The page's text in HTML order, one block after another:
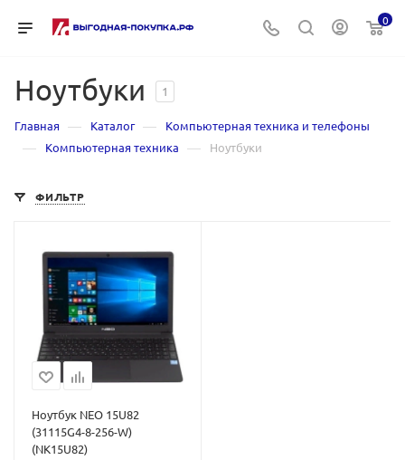
0
Ноутбуки 1
Главная — Каталог — Компьютерная техника и телефоны
— Компьютерная техника — Ноутбуки
ФИЛЬТР
Ноутбук NEO 15U82
(31115G4-8-256-W)
(NK15U82)